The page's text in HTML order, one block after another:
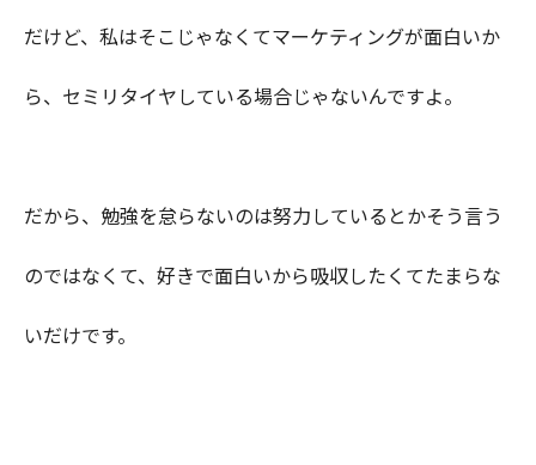
だけど、私はそこじゃなくてマーケティングが面白いか
ら、セミリタイヤしている場合じゃないんですよ。
だから、勉強を怠らないのは努力しているとかそう言う
のではなくて、好きで面白いから吸収したくてたまらな
いだけです。